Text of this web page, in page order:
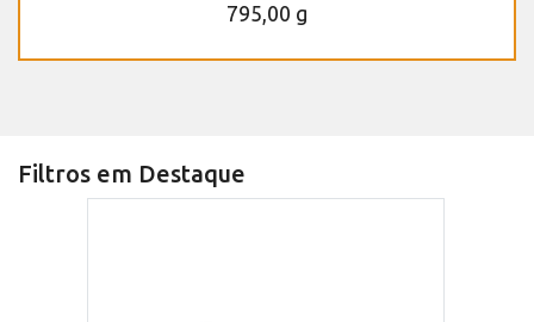
795,00 g
Filtros em Destaque